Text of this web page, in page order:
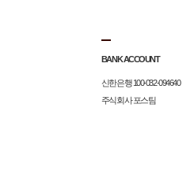
BANK ACCOUNT
신한은행 100-032-094640
주식회사 포스팀